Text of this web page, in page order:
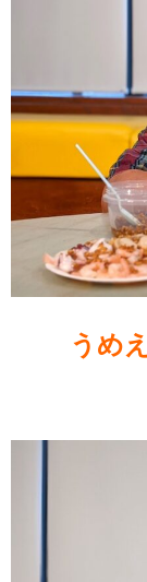
うめ